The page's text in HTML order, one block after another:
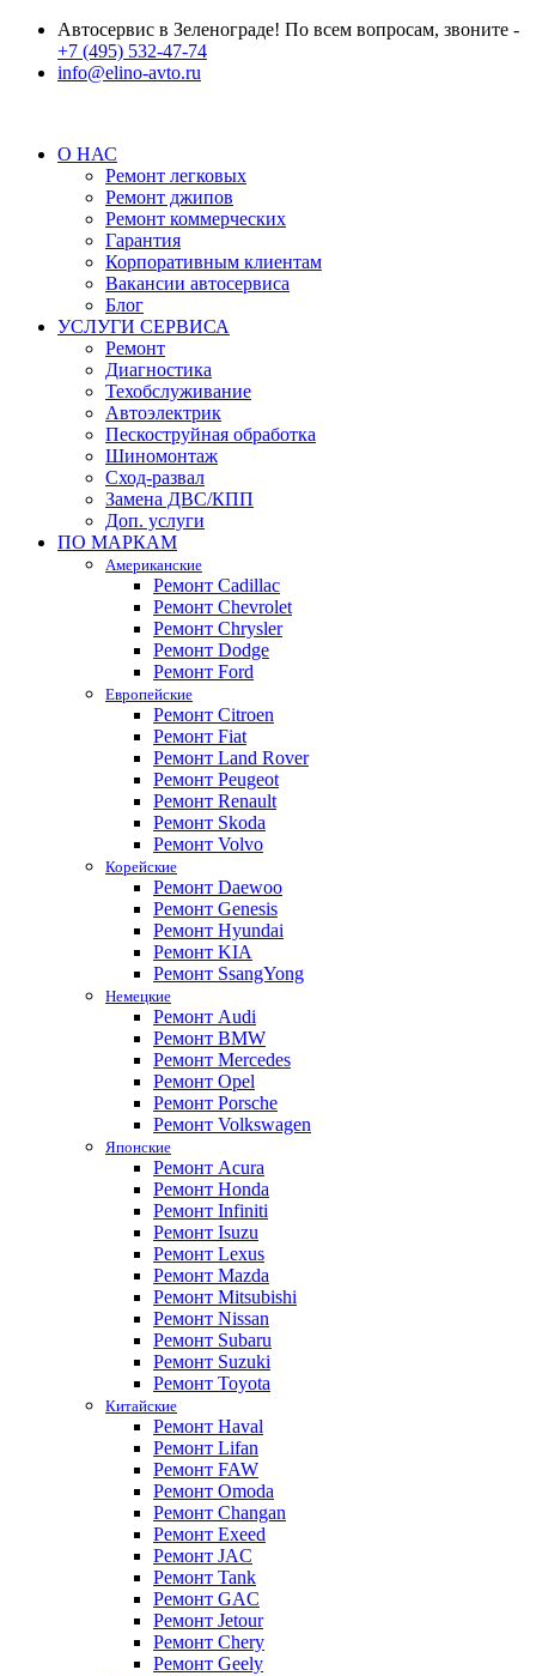
Автосервис в Зеленограде! По всем вопросам, звоните -
+7 (495) 532-47-74
info@elino-avto.ru
О НАС
Ремонт легковых
Ремонт джипов
Ремонт коммерческих
Гарантия
Корпоративным клиентам
Вакансии автосервиса
Блог
УСЛУГИ СЕРВИСА
Ремонт
Диагностика
Техобслуживание
Автоэлектрик
Пескоструйная обработка
Шиномонтаж
Сход-развал
Замена ДВС/КПП
Доп. услуги
ПО МАРКАМ
Американские
Ремонт Cadillac
Ремонт Chevrolet
Ремонт Chrysler
Ремонт Dodge
Ремонт Ford
Европейские
Ремонт Citroen
Ремонт Fiat
Ремонт Land Rover
Ремонт Peugeot
Ремонт Renault
Ремонт Skoda
Ремонт Volvo
Корейские
Ремонт Daewoo
Ремонт Genesis
Ремонт Hyundai
Ремонт KIA
Ремонт SsangYong
Немецкие
Ремонт Audi
Ремонт BMW
Ремонт Mercedes
Ремонт Opel
Ремонт Porsche
Ремонт Volkswagen
Японские
Ремонт Acura
Ремонт Honda
Ремонт Infiniti
Ремонт Isuzu
Ремонт Lexus
Ремонт Mazda
Ремонт Mitsubishi
Ремонт Nissan
Ремонт Subaru
Ремонт Suzuki
Ремонт Toyota
Китайские
Ремонт Haval
Ремонт Lifan
Ремонт FAW
Ремонт Omoda
Ремонт Changan
Ремонт Exeed
Ремонт JAC
Ремонт Tank
Ремонт GAC
Ремонт Jetour
Ремонт Chery
Ремонт Geely